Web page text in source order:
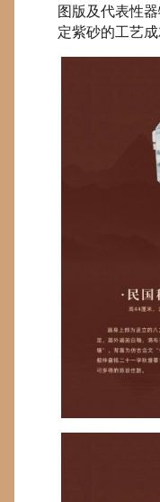
图版及代表性
定紫砂的工艺成